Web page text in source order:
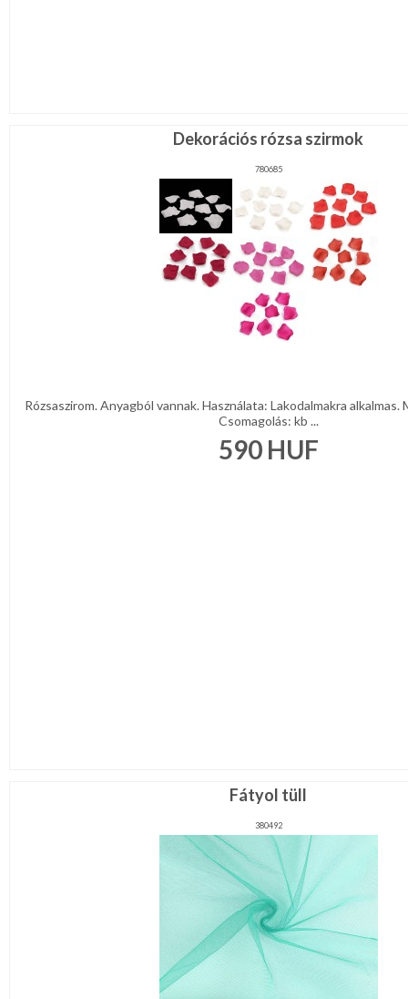
Dekorációs rózsa szirmok
780685
Rózsaszirom. Anyagból vannak. Használata: Lakodalmakra
Csomagolás: kb ...
590HUF
Fátyol tüll
380492